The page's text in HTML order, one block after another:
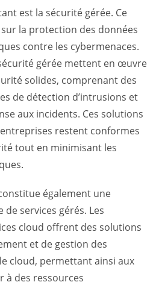
est la sécurité gérée. Ce
la protection des données
contre les cybermenaces.
gérée mettent en œuvre
solides, comprenant des
de détection d’intrusions et
aux incidents. Ces solutions
restent conformes
tout en minimisant les
également une
services gérés. Les
cloud offrent des solutions
et de gestion des
cloud, permettant ainsi aux
à des ressources